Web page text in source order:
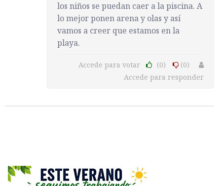
los niños se puedan caer a la piscina. A
lo mejor ponen arena y olas y así
vamos a creer que estamos en la
playa.
Accede para votar (0)
(0)
Accede para responder